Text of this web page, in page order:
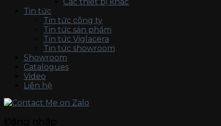
Tin tức
Tin tức công ty
Tin tức sản phẩm
Tin tức Viglacera
Tin tức showroom
Showroom
Catalogues
Video
Liên hệ